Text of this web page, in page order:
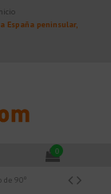
España peninsular,
0
de 90º